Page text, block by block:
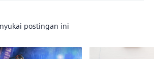
postingan ini